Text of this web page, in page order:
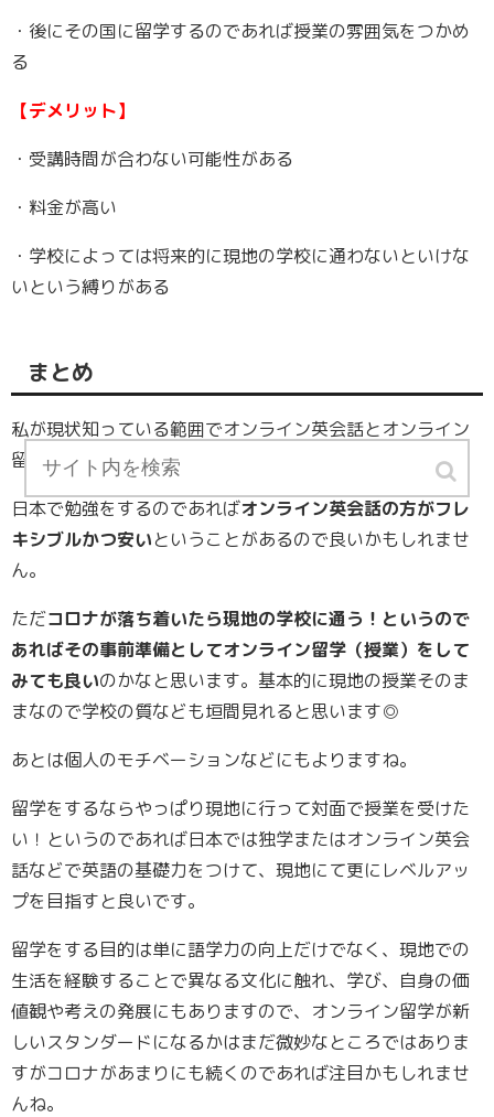
・後にその国に留学するのであれば授業の雰囲気をつかめ
る
【デメリット】
・受講時間が合わない可能性がある
・料金が高い
・学校によっては将来的に現地の学校に通わないといけな
いという縛りがある
まとめ
私が現状知っている範囲でオンライン英会話とオンライン
留学（授業）についてまとめてみました。
日本で勉強をするのであればオンライン英会話の方がフレ
キシブルかつ安いということがあるので良いかもしれませ
ん。
ただコロナが落ち着いたら現地の学校に通う！というので
あればその事前準備としてオンライン留学（授業）をして
みても良いのかなと思います。基本的に現地の授業そのま
まなので学校の質なども垣間見れると思います◎
あとは個人のモチベーションなどにもよりますね。
留学をするならやっぱり現地に行って対面で授業を受けた
い！というのであれば日本では独学またはオンライン英会
話などで英語の基礎力をつけて、現地にて更にレベルアッ
プを目指すと良いです。
留学をする目的は単に語学力の向上だけでなく、現地での
生活を経験することで異なる文化に触れ、学び、自身の価
値観や考えの発展にもありますので、オンライン留学が新
しいスタンダードになるかはまだ微妙なところではありま
すがコロナがあまりにも続くのであれば注目かもしれませ
んね。